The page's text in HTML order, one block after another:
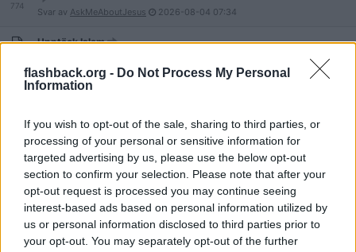
flashback.org - Do Not Process My Personal
Information
If you wish to opt-out of the sale, sharing to third parties, or
processing of your personal or sensitive information for
targeted advertising by us, please use the below opt-out
section to confirm your selection. Please note that after your
opt-out request is processed you may continue seeing
interest-based ads based on personal information utilized by
us or personal information disclosed to third parties prior to
your opt-out. You may separately opt-out of the further
774
Svar av AskMeAboutJesus 2026-08-04 07:34
Upptäck Islam
23 september idag! Domedagsprofetior. CERN, himmelsfärd "the
Svar av flowersnrainbows 2026-08-03 19:58
Varför förväntar sig människor en belöning för att ha levt sitt liv?
Svar avpickalulu 2026-08-0316:20
Vad är nackdelarna med att vara troende/religiös?
Svar avoyegie 2026-08-0312:00
Bibeln och Koranen lika sanna?